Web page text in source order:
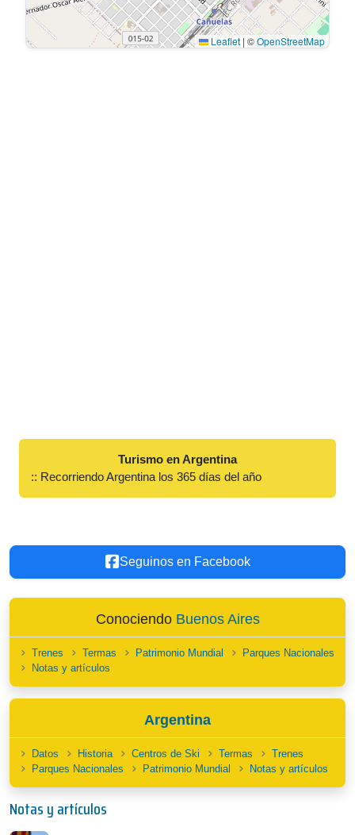
Leaflet | ©OpenStreetMap
Turismo en Argentina
:: Recorriendo Argentina los 365 días del año
Seguinos en Facebook
Conociendo Buenos Aires
Trenes Termas Patrimonio Mundial
Parques Nacionales
Notas y artículos
Argentina
Datos Historia Centros de Ski Termas
Trenes
Parques Nacionales
Patrimonio Mundial Notas y artículos
Notas y artículos